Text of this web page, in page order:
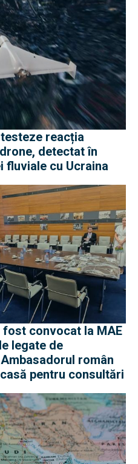
reacția
detectat în
cu Ucraina
convocat la MAE
legate de
român
pentru consultări